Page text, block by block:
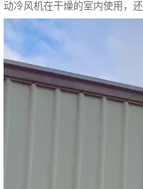
动冷风机在干燥的室内使用，